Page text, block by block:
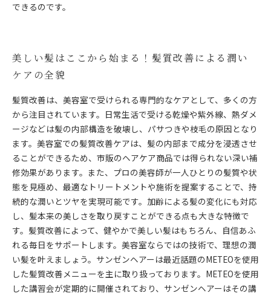
できるのです。
美しい髪はここから始まる！髪質改善による潤い
ケアの全貌
髪質改善は、美容室で受けられる専門的なケアとして、多くの方
から注目されています。日常生活で受ける乾燥や紫外線、熱ダメ
ージなどは髪の内部構造を破壊し、パサつきや枝毛の原因となり
ます。美容室での髪質改善ケアは、髪の内部まで成分を浸透させ
ることができるため、市販のヘアケア商品では得られない深い補
修効果があります。また、プロの美容師が一人ひとりの髪質や状
態を見極め、最適なトリートメントや施術を提案することで、持
続的な潤いとツヤを実現可能です。加齢による髪の変化にも対応
し、髪本来の美しさを取り戻すことができる点も大きな特徴で
す。髪質改善によって、健やかで美しい髪はもちろん、自信あふ
れる毎日をサポートします。美容室ならではの技術で、理想の潤
い髪を叶えましょう。サンゼンヘアーは最近話題のMETEOを使用
した髪質改善メニューを主に取り扱っております。METEOを使用
した講習会が定期的に開催されており、サンゼンヘアーはその講